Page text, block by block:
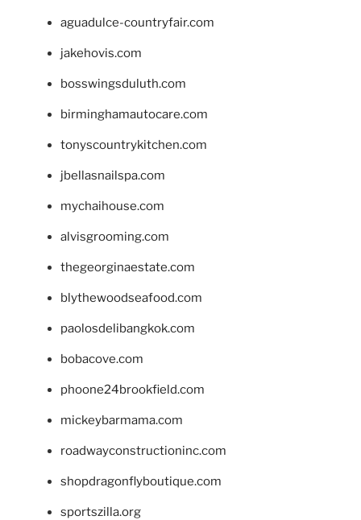
aguadulce-countryfair.com
jakehovis.com
bosswingsduluth.com
birminghamautocare.com
tonyscountrykitchen.com
jbellasnailspa.com
mychaihouse.com
alvisgrooming.com
thegeorginaestate.com
blythewoodseafood.com
paolosdelibangkok.com
bobacove.com
phoone24brookfield.com
mickeybarmama.com
roadwayconstructioninc.com
shopdragonflyboutique.com
sportszilla.org